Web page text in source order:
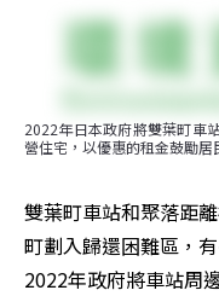
2022年日本政府將雙葉町車
營住宅，以優惠的租金鼓勵居
雙葉町車站和聚落距
町劃入歸還困難區，
2022年政府將車站周